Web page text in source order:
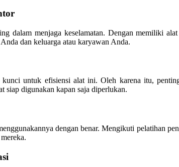
dalam menjaga keselamatan. Dengan memiliki
dan keluarga atau karyawan Anda.
untuk efisiensi alat ini. Oleh karena itu,
siap digunakan kapan saja diperlukan.
dengan benar. Mengikuti pelatihan